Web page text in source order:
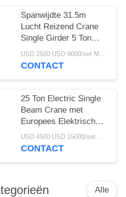
Spanwijdte 31.5m
Lucht Reizend Crane
Single Girder 5 Ton
With Track
USD 2500-USD 9000/set MOQ:1 reeks
CONTACT
25 Ton Electric Single
Beam Crane met
Europees Elektrisch
Hijstoestel
USD 4500-USD 15000/set MOQ:1 reeks
CONTACT
Alle